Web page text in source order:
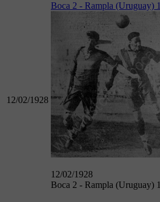
12/02/1928
Boca 2 - Rampla (Uruguay) 1
12/02/1928
Boca 2 - Rampla (Uruguay) 1